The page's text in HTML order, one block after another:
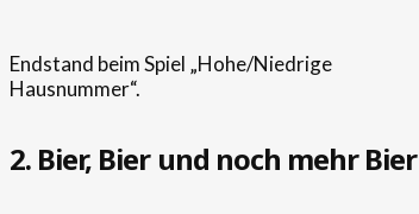
Endstand beim Spiel „Hohe/Niedrige
Hausnummer“.
2. Bier, Bier und noch mehr Bier